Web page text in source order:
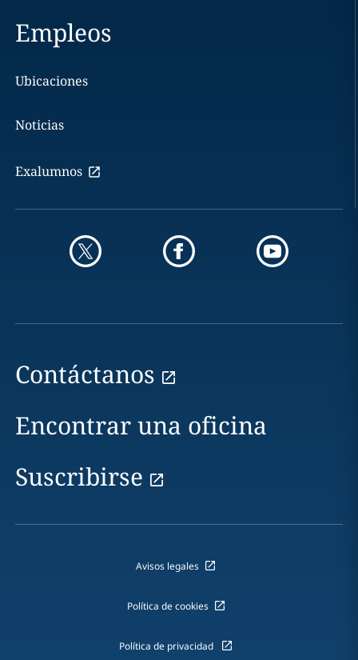
Empleos
Ubicaciones
Noticias
Exalumnos
Contáctanos
Encontrar una oficina
Suscribirse
Avisos legales
Política de cookies
Política de privacidad